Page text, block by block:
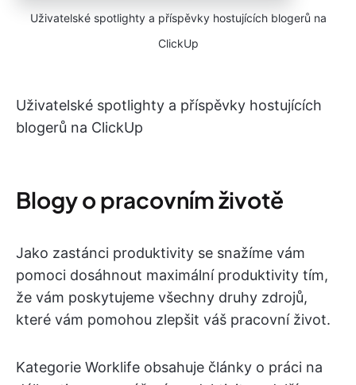
Uživatelské spotlighty a příspěvky hostujících blogerů na
ClickUp
Uživatelské spotlighty a příspěvky hostujících
blogerů na ClickUp
Blogy o pracovním životě
Jako zastánci produktivity se snažíme vám
pomoci dosáhnout maximální produktivity tím,
že vám poskytujeme všechny druhy zdrojů,
které vám pomohou zlepšit váš pracovní život.
Kategorie Worklife obsahuje články o práci na